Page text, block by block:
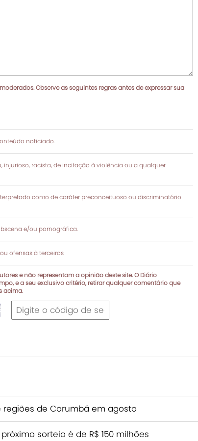
Observe as seguintes regras antes de expressar sua
noticiado.
injurioso, racista, de incitação à violência ou a qualquer
como de caráter preconceituoso ou discriminatório
e/ou pornográfica.
ofensas à terceiros
e não representam a opinião deste site. O Diário
e a seu exclusivo critério, retirar qualquer comentário que
acima.
regiões de Corumbá em agosto
sorteio é de R$ 150 milhões